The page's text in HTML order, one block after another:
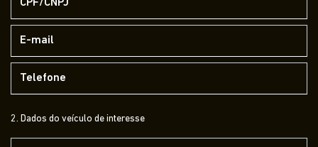
2. Dados do veículo de interesse